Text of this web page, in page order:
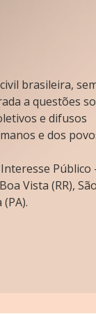
brasileira,
a questões
e difusos
e dos
Público
Vista (RR), São